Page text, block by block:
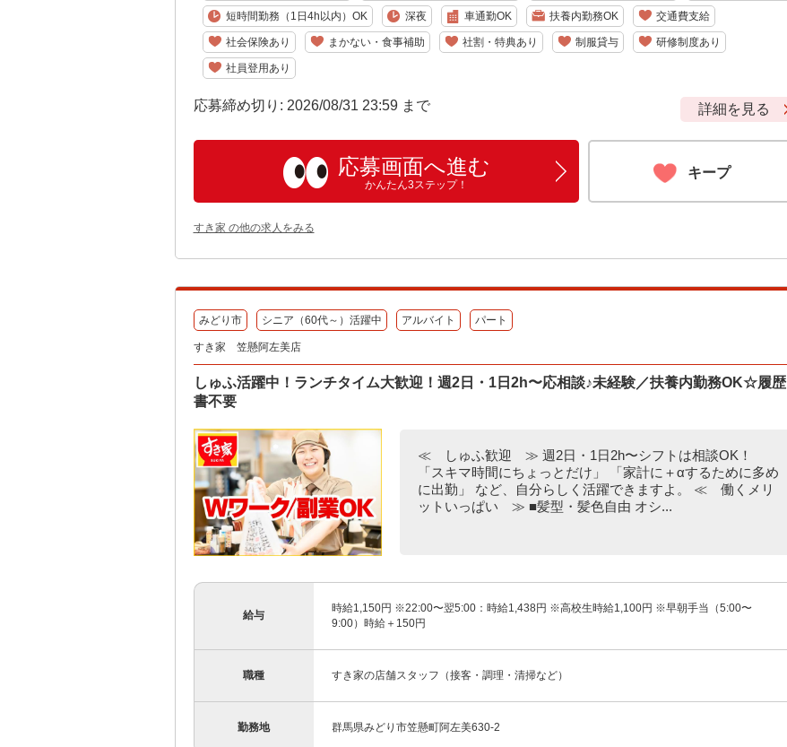
短時間勤務（1日4h以内）OK 深夜 車通勤OK 扶養内勤務OK 交通費支給
社会保険あり まかない・食事補助 社割・特典あり 制服貸与 研修制度あり
社員登用あり
応募締め切り: 2026/08/31 23:59 まで 詳細を見る
応募画面へ進む
かんたん3ステップ！
キープ
すき家 の他の求人をみる
みどり市 シニア（60代～）活躍中 アルバイト パート
すき家 笠懸阿左美店
しゅふ活躍中！ランチタイム大歓迎！週2日・1日2h〜応相談♪未経験／扶養内勤務OK☆履歴
書不要
≪ しゅふ歓迎 ≫ 週2日・1日2h〜シフトは相談OK！
「スキマ時間にちょっとだけ」 「家計に＋αするために多め
に出勤」 など、自分らしく活躍できますよ。 ≪ 働くメリ
ットいっぱい ≫ ■髪型・髪色自由 オシ...
給与
時給1,150円 ※22:00〜翌5:00：時給1,438円 ※高校生時給1,100円 ※早朝手当（5:00〜
9:00）時給＋150円
職種 すき家の店舗スタッフ（接客・調理・清掃など）
勤務地 群馬県みどり市笠懸町阿左美630-2